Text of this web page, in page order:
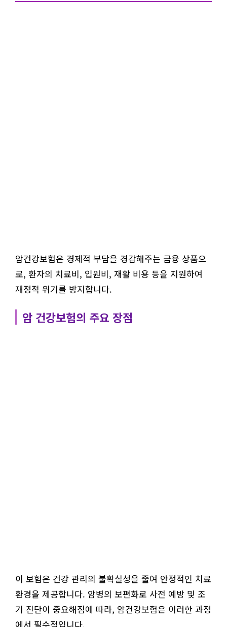
암건강보험은 경제적 부담을 경감해주는 금융 상품으
로, 환자의 치료비, 입원비, 재활 비용 등을 지원하여
재정적 위기를 방지합니다.
암 건강보험의 주요 장점
이 보험은 건강 관리의 불확실성을 줄여 안정적인 치료
환경을 제공합니다. 암병의 보편화로 사전 예방 및 조
기 진단이 중요해짐에 따라, 암건강보험은 이러한 과정
에서 필수적입니다.